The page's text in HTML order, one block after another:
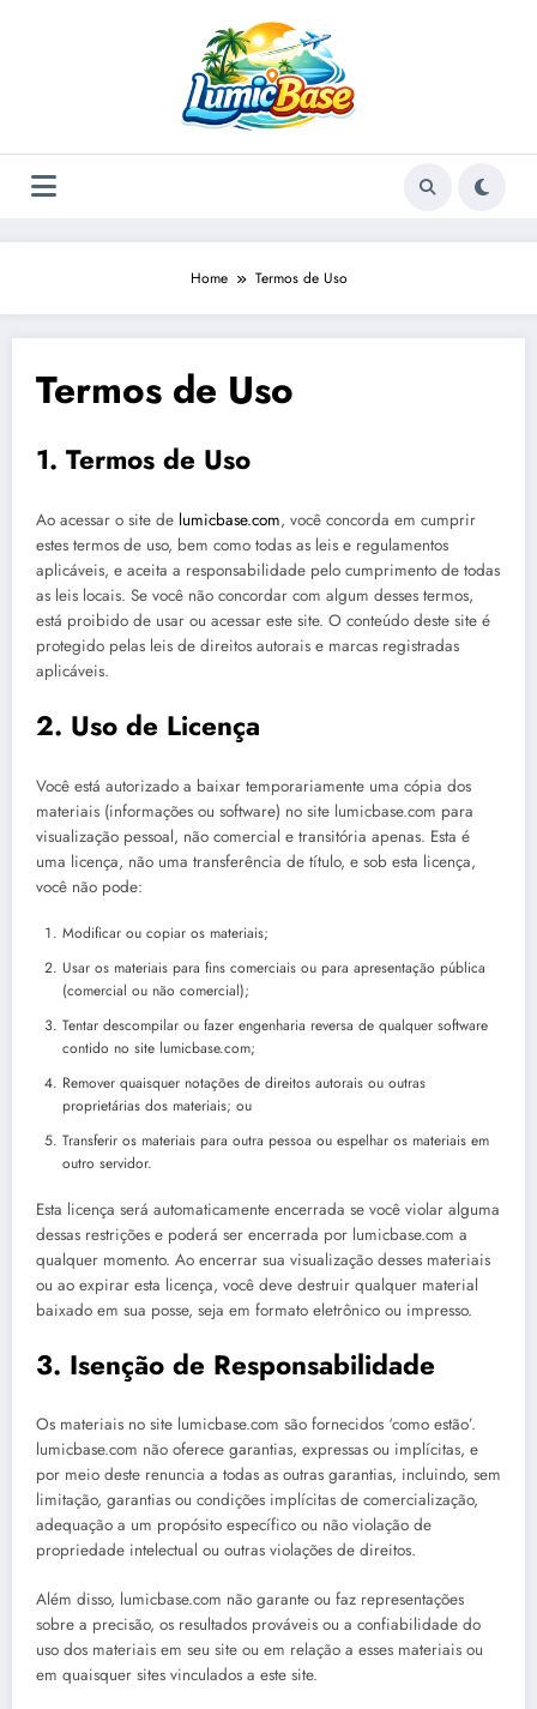
Home Termos de Uso
Termos de Uso
1. Termos de Uso
Ao acessar o site de lumicbase.com, você concorda em cumprir
estes termos de uso, bem como todas as leis e regulamentos
aplicáveis, e aceita a responsabilidade pelo cumprimento de todas
as leis locais. Se você não concordar com algum desses termos,
está proibido de usar ou acessar este site. O conteúdo deste site é
protegido pelas leis de direitos autorais e marcas registradas
aplicáveis.
2. Uso de Licença
Você está autorizado a baixar temporariamente uma cópia dos
materiais (informações ou software) no site lumicbase.com para
visualização pessoal, não comercial e transitória apenas. Esta é
uma licença, não uma transferência de título, e sob esta licença,
você não pode:
Modificar ou copiar os materiais;
Usar os materiais para fins comerciais ou para apresentação pública
(comercial ou não comercial);
Tentar descompilar ou fazer engenharia reversa de qualquer software
contido no site lumicbase.com;
Remover quaisquer notações de direitos autorais ou outras
proprietárias dos materiais; ou
Transferir os materiais para outra pessoa ou espelhar os materiais em
outro servidor.
Esta licença será automaticamente encerrada se você violar alguma
dessas restrições e poderá ser encerrada por lumicbase.com a
qualquer momento. Ao encerrar sua visualização desses materiais
ou ao expirar esta licença, você deve destruir qualquer material
baixado em sua posse, seja em formato eletrônico ou impresso.
3. Isenção de Responsabilidade
Os materiais no site lumicbase.com são fornecidos ‘como estão’.
lumicbase.com não oferece garantias, expressas ou implícitas, e
por meio deste renuncia a todas as outras garantias, incluindo, sem
limitação, garantias ou condições implícitas de comercialização,
adequação a um propósito específico ou não violação de
propriedade intelectual ou outras violações de direitos.
Além disso, lumicbase.com não garante ou faz representações
sobre a precisão, os resultados prováveis ou a confiabilidade do
uso dos materiais em seu site ou em relação a esses materiais ou
em quaisquer sites vinculados a este site.